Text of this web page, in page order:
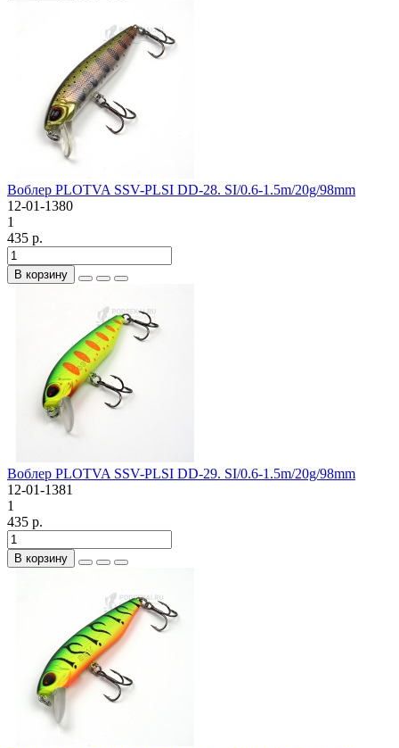
Воблер PLOTVA SSV-PLSI DD-28. SI/0.6-1.5m/20g/98mm
12-01-1380
1
435 р.
В корзину
Воблер PLOTVA SSV-PLSI DD-29. SI/0.6-1.5m/20g/98mm
12-01-1381
1
435 р.
В корзину